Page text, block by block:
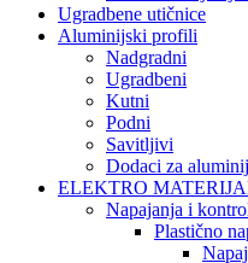
Ugradbene utičnice
Aluminijski profili
Nadgradni
Ugradbeni
Kutni
Podni
Savitljivi
Dodaci za
ELEKTRO
Napajanja i
Plastično